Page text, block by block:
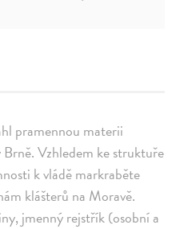
pramennou materii
Vzhledem ke struktuře
k vládě markraběte
klášterů na Moravě.
jmenný rejstřík (osobní a